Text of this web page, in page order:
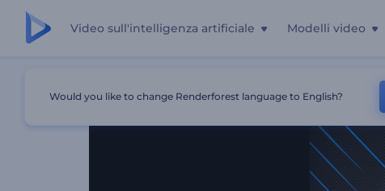
Video sull'intelligenza artificiale Modelli video
Would you like to change Renderforest language to English?